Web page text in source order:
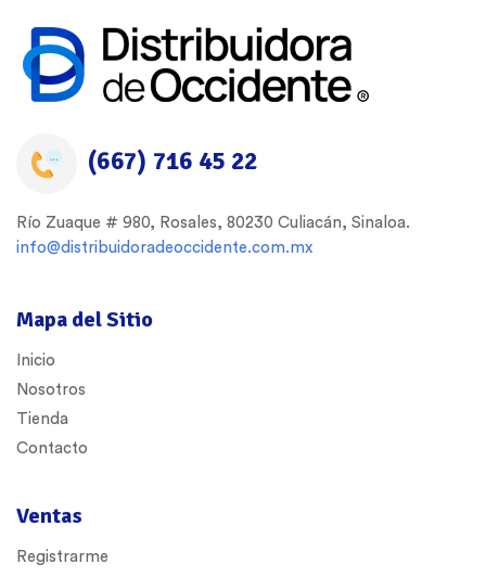
Mapa del Sitio
Inicio
Nosotros
Tienda
Contacto
Ventas
Registrarme
(667) 716 45 22
Río Zuaque # 980, Rosales, 80230 Culiacán, Sinaloa.
info@distribuidoradeoccidente.com.mx